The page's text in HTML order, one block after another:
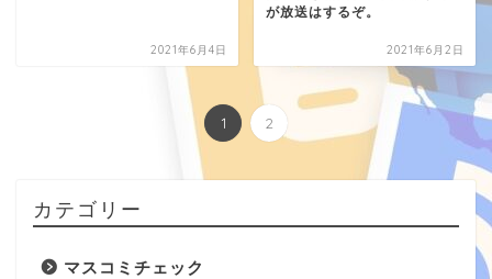
2021年6月4日
が放送はするぞ。
2021年6月2日
1 2
カテゴリー
マスコミチェック